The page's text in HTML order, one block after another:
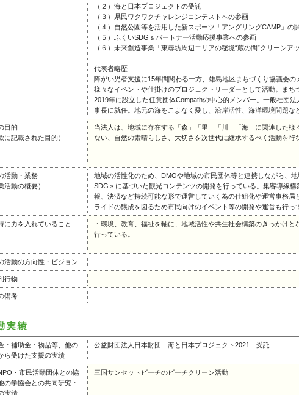
（２）海と日本プロジェクトの受託
（３）県民ワクワクチャレンジコンテストへの参画
（４）自然公園等を活用した新スポーツ「アングリングCAMP」の
（５）ふくいSDGｓパートナー活動応援事業への参画
（６）未来創造事業「東尋坊周辺エリアの秘境“蔵の間”クリーンア
代表者略歴
障がい児者支援に15年間関わる一方、雄島地区まちづくり協議会
様々なイベントや仕掛けのプロジェクトリーダーとして活動。まち
2019年に設立した任意団体Compathの中心的メンバー。一般社団
事長に就任。地元の海をこよなく愛し、沿岸活性、海洋環境問題な
目的
に記載された目的）
当法人は、地域に存在する「森」「里」「川」「海」に関連した様
ない、自然の素晴らしさ、大切さを次世代に継承するべく活動を行
活動・業務
活動の概要）
地域の活性化のため、DMOや地域の市民団体等と連携しながら、地
SDGｓに基づいた観光コンテンツの開発を行っている。集客導線
報、決済など持続可能な形で運営していく為の仕組化や運営事務
ライドの醸成を図るため市民向けのイベント等の開発や運営も行っ
に力を入れていること
・環境、教育、福祉を軸に、地域活性や共生社会構築のきっかけ
行っている。
活動の方向性・ビジョン
行物
備考
・補助金・物品等、他の
ら受けた支援の実績
公益財団法人日本財団 海と日本プロジェクト2021 受託
・市民活動団体との協
の学協会との共同研究・
実績
三国サンセットビーチのビーチクリーン活動